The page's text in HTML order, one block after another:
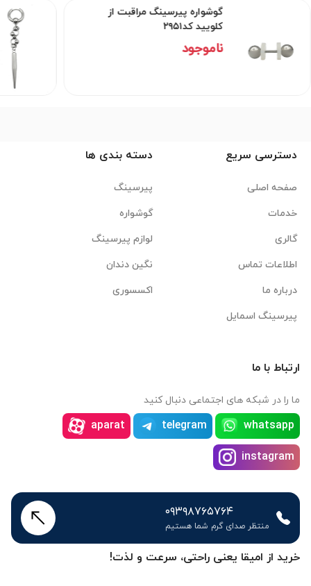
گوشواره پیرسینگ مراقبت از
کلویید کد۲۹۵۱
ناموجود
خرید از امیقا یعنی راحتی، سرعت و لذت!
دسترسی سریع
صفحه اصلی
خدمات
گالری
اطلاعات تماس
درباره ما
پیرسینگ اسمایل
دسته بندی ها
پیرسینگ
گوشواره
لوازم پیرسینگ
نگین دندان
اکسسوری
ارتباط با ما
ما را در شبکه های اجتماعی دنبال کنید
whatsapp
telegram
aparat
instagram
۰۹۳۹۸۷۶۵۷۶۴
منتظر صدای گرم شما هستیم